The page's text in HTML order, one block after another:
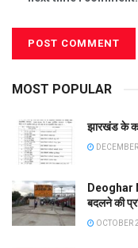
MOST POPULAR
झारखंड के
Deoghar
बदलने की
OCTOBER